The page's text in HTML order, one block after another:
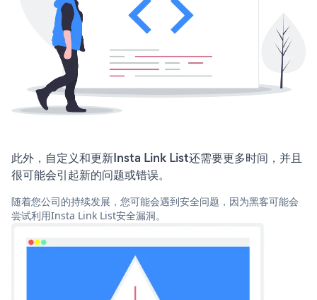
此外，自定义和更新Insta Link List还需要更多时间，并且
很可能会引起新的问题或错误。
随着您公司的持续发展，您可能会遇到安全问题，因为黑客可能会
尝试利用Insta Link List安全漏洞。